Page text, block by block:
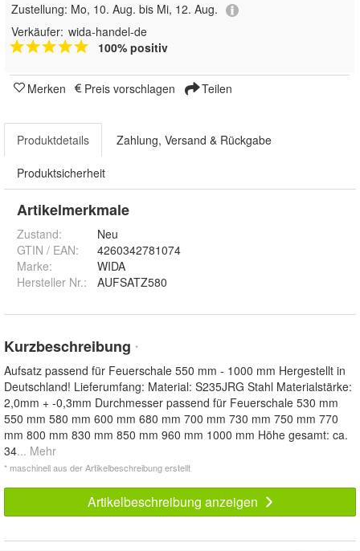
Zustellung: Mo, 10. Aug. bis Mi, 12. Aug.
Verkäufer: wida-handel-de
100% positiv
Merken Preis vorschlagen Teilen
Produktdetails Zahlung, Versand & Rückgabe
Produktsicherheit
Artikelmerkmale
Zustand:
Neu
GTIN / EAN:
4260342781074
Marke:
WIDA
Hersteller Nr.:
AUFSATZ580
Kurzbeschreibung *
Aufsatz passend für Feuerschale 550 mm - 1000 mm Hergestellt in
Deutschland! Lieferumfang: Material: S235JRG Stahl Materialstärke:
2,0mm + -0,3mm Durchmesser passend für Feuerschale 530 mm
550 mm 580 mm 600 mm 680 mm 700 mm 730 mm 750 mm 770
mm 800 mm 830 mm 850 mm 960 mm 1000 mm Höhe gesamt: ca.
34... Mehr
* maschinell aus der Artikelbeschreibung erstellt
Artikelbeschreibung anzeigen